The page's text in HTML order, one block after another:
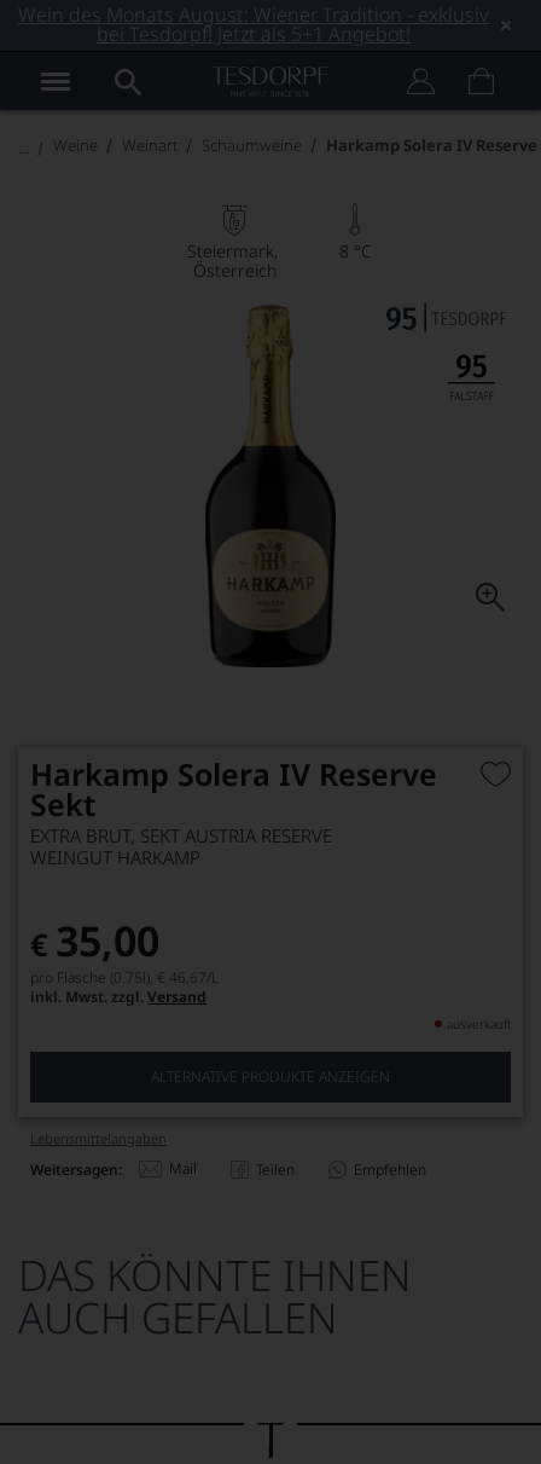
Wein des Monats August: Wiener Tradition - exklusiv
bei Tesdorpf! Jetzt als 5+1 Angebot!
Weine Weinart Schaumweine Harkamp Solera IV Reserve
Steiermark
Österreich
8 °C
Harkamp Solera IV Reserve
Sekt
EXTRA BRUT, SEKT AUSTRIA RESERVE
WEINGUT HARKAMP
€ 35,00
pro Flasche (0.75l), € 46,67/L
inkl. Mwst. zzgl. Versand
ausverkauft
ALTERNATIVE PRODUKTE ANZEIGEN
Lebensmittel­angaben
Weitersagen: Mail Teilen Empfehlen
DAS KÖNNTE IHNEN
AUCH GEFALLEN